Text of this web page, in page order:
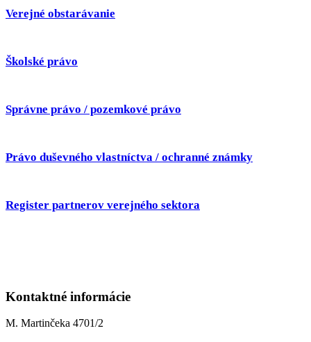
Verejné obstarávanie
Školské právo
Správne právo / pozemkové právo
Právo duševného vlastníctva / ochranné známky
Register partnerov verejného sektora
Kontaktné informácie
M. Martinčeka 4701/2